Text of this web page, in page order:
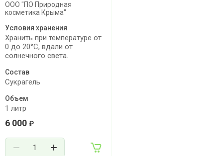
ООО "ПО Природная
косметика Крыма"
Условия хранения
Хранить при температуре от
0 до 20°С, вдали от
солнечного света.
Состав
Сукрагель
Объем
1 литр
6 000 ₽